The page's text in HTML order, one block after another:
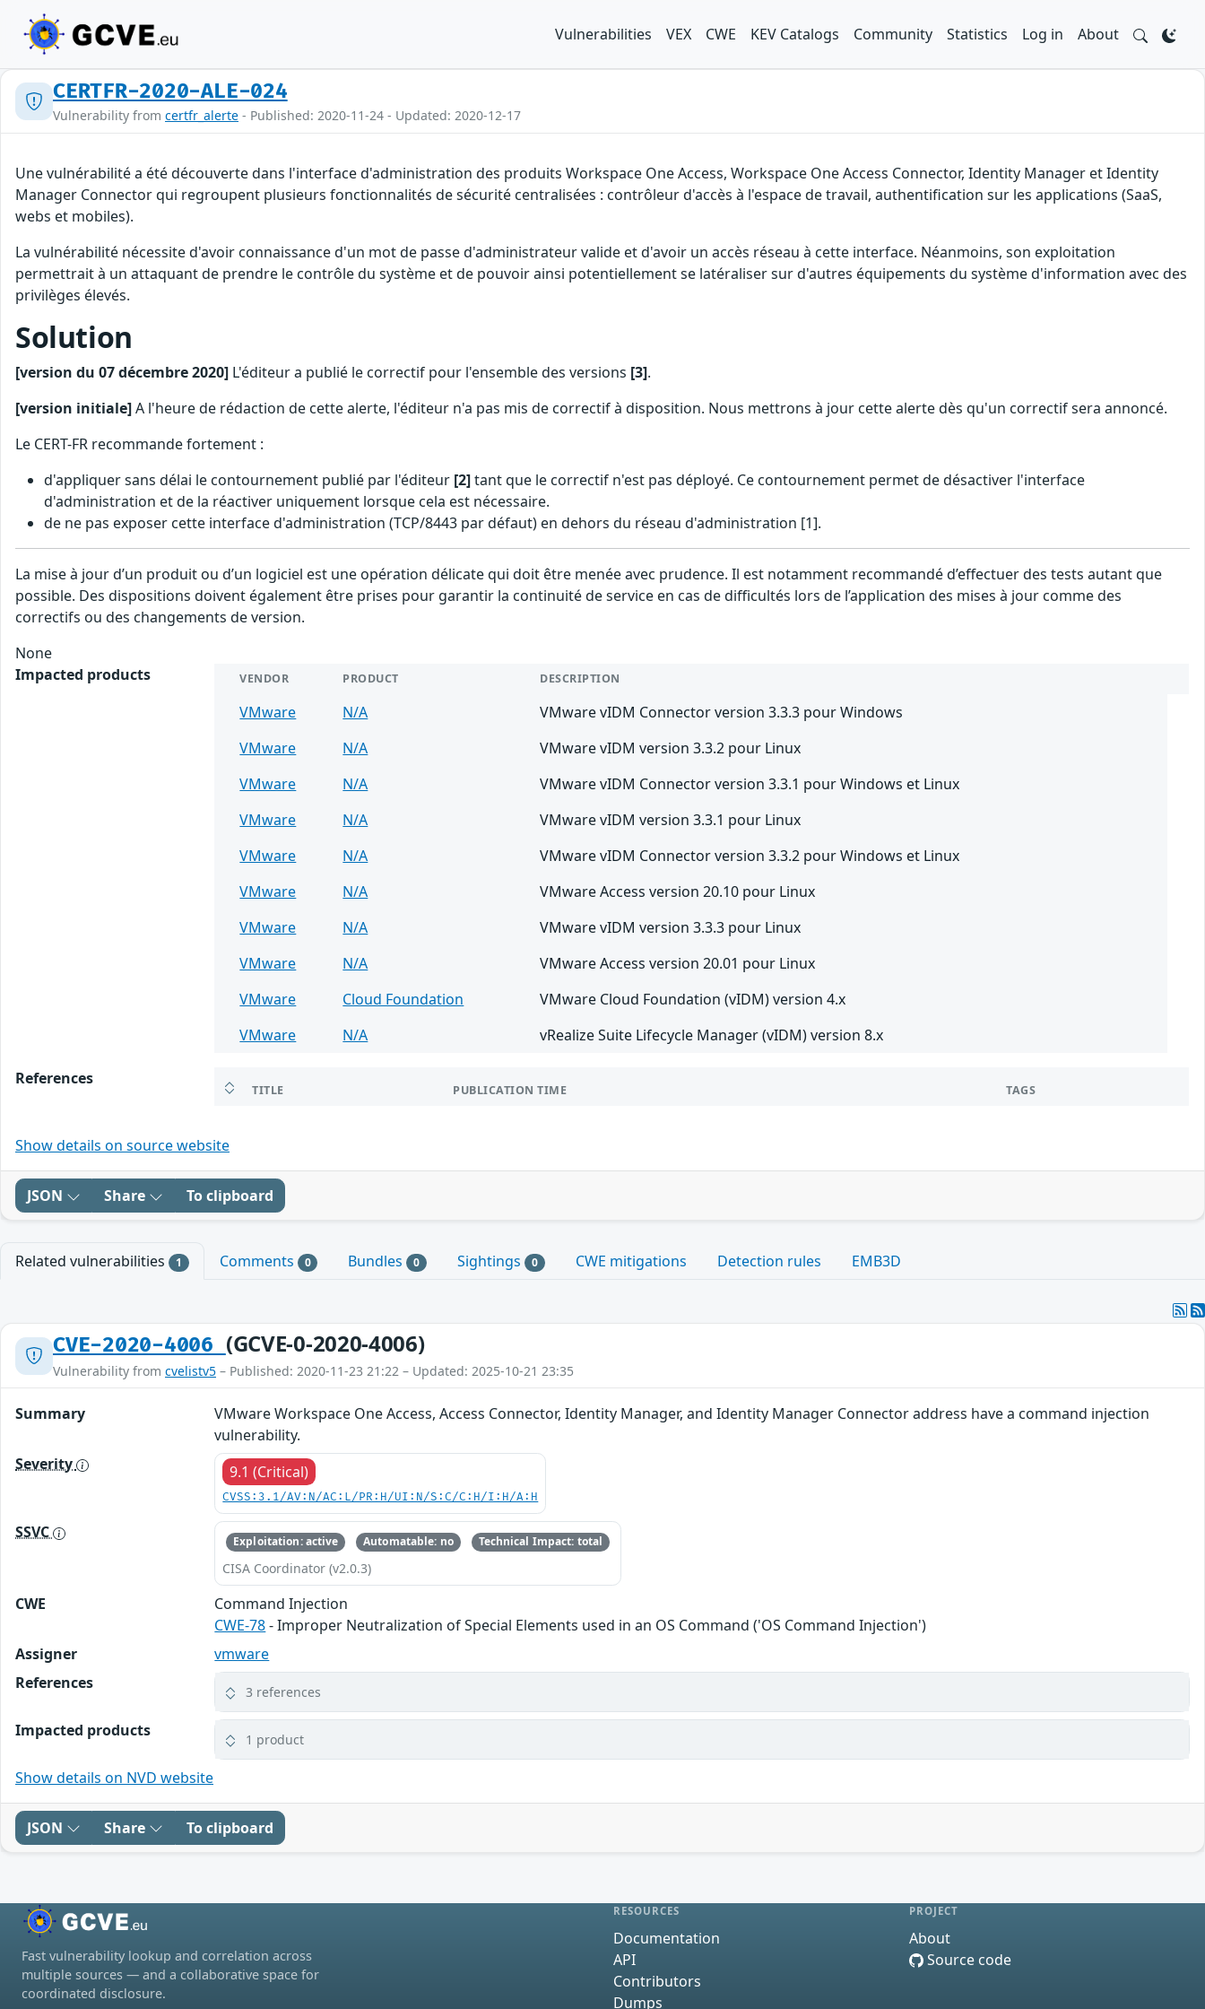
Vulnerabilities VEX CWE KEV Catalogs Community Statistics Log in About
CERTFR-2020-ALE-024
Vulnerability from certfr_alerte - Published: 2020-11-24 - Updated: 2020-12-17
Une vulnérabilité a été découverte dans l'interface d'administration des produits Workspace One Access, Workspace One Access Connector, Identity Manager et Identity
Manager Connector qui regroupent plusieurs fonctionnalités de sécurité centralisées : contrôleur d'accès à l'espace de travail, authentification sur les applications (SaaS,
webs et mobiles).
La vulnérabilité nécessite d'avoir connaissance d'un mot de passe d'administrateur valide et d'avoir un accès réseau à cette interface. Néanmoins, son exploitation
permettrait à un attaquant de prendre le contrôle du système et de pouvoir ainsi potentiellement se latéraliser sur d'autres équipements du système d'information avec des
privilèges élevés.
Solution
[version du 07 décembre 2020] L'éditeur a publié le correctif pour l'ensemble des versions [3].
[version initiale]A l'heure de rédaction de cette alerte, l'éditeur n'a pas mis de correctif à disposition. Nous mettrons à jour cette alerte dès qu'un correctif sera annoncé.
Le CERT-FR recommande fortement :
d'appliquer sans délai le contournement publié par l'éditeur [2]tant que le correctif n'est pas déployé. Ce contournement permet de désactiver l'interface
d'administration et de la réactiver uniquement lorsque cela est nécessaire.
de ne pas exposer cette interface d'administration (TCP/8443 par défaut) en dehors du réseau d'administration [1].
La mise à jour d’un produit ou d’un logiciel est une opération délicate qui doit être menée avec prudence. Il est notamment recommandé d’effectuer des tests autant que
possible. Des dispositions doivent également être prises pour garantir la continuité de service en cas de difficultés lors de l’application des mises à jour comme des
correctifs ou des changements de version.
None
Impacted products
VENDOR PRODUCT DESCRIPTION
VMware N/A
VMware vIDM Connector version 3.3.3 pour Windows
VMware
N/A
VMware vIDM version 3.3.2 pour Linux
VMware
N/A
VMware vIDM Connector version 3.3.1 pour Windows et Linux
VMware
N/A
VMware vIDM version 3.3.1 pour Linux
VMware
N/A
VMware vIDM Connector version 3.3.2 pour Windows et Linux
VMware
N/A
VMware Access version 20.10 pour Linux
VMware
N/A
VMware vIDM version 3.3.3 pour Linux
VMware
N/A
VMware Access version 20.01 pour Linux
VMware
Cloud Foundation
VMware Cloud Foundation (vIDM) version 4.x
VMware
N/A vRealize Suite Lifecycle Manager (vIDM) version 8.x
References
TITLE PUBLICATION TIME TAGS
Show details on source website
JSON Share To clipboard
Related vulnerabilities 1 Comments 0 Bundles 0 Sightings 0 CWE mitigations Detection rules EMB3D
CVE-2020-4006 (GCVE-0-2020-4006)
Vulnerability from cvelistv5 – Published: 2020-11-23 21:22 – Updated: 2025-10-21 23:35
Summary
VMware Workspace One Access, Access Connector, Identity Manager, and Identity Manager Connector address have a command injection
vulnerability.
Severity
9.1 (Critical)
CVSS:3.1/AV:N/AC:L/PR:H/UI:N/S:C/C:H/I:H/A:H
SSVC Exploitation: active Automatable: no Technical Impact: total
CISA Coordinator (v2.0.3)
CWE
Command Injection
CWE-78- Improper Neutralization of Special Elements used in an OS Command ('OS Command Injection')
Assigner
vmware
References
3 references
Impacted products 1 product
Show details on NVD website
JSON Share To clipboard
Fast vulnerability lookup and correlation across
multiple sources — and a collaborative space for
coordinated disclosure.
RESOURCES
Documentation
API
Contributors
Dumps
PROJECT
About
Source code